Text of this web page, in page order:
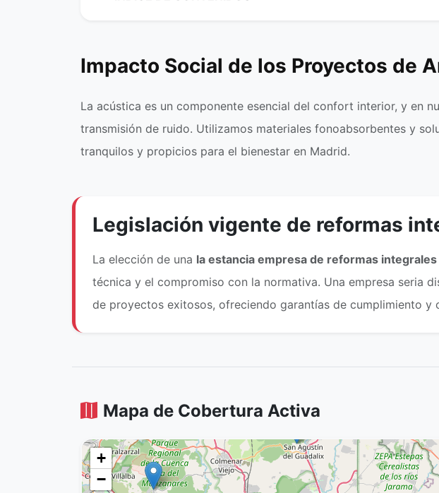
Impacto Social de los Proyectos de
La acústica es un componente esencial del confort interior, y en
transmisión de ruido. Utilizamos materiales fonoabsorbentes y
tranquilos y propicios para el bienestar en Madrid.
Legislación vigente de reformas
La elección de una la estancia empresa de reformas
técnica y el compromiso con la normativa. Una empresa seria
de proyectos exitosos, ofreciendo garantías de cumplimiento
Mapa de Cobertura Activa
+
−